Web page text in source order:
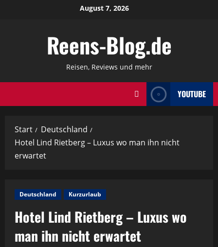
August 7, 2026
Reens-Blog.de
Reisen, Reviews und mehr
YOUTUBE
Start
Deutschland
Hotel Lind Rietberg – Luxus wo man ihn nicht
erwartet
Deutschland Kurzurlaub
Hotel Lind Rietberg – Luxus wo
man ihn nicht erwartet